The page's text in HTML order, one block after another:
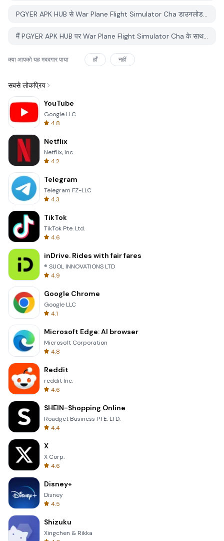
PGYER APK HUB से War Plane Flight Simulator Cha डाउनलोड करने के लिए मुझे एक खाता चाहिए?
मैं PGYER APK HUB पर War Plane Flight Simulator Cha के साथ समस्या कैसे रिपोर्ट कर सकता हूँ?
क्या आपको यह मददगार पाया हाँ नहीं
सबसे लोकप्रिय
YouTube
Google LLC
4.8
Netflix
Netflix, Inc.
4.2
Telegram
Telegram FZ-LLC
4.3
TikTok
TikTok Pte. Ltd.
4.6
inDrive. Rides with fair fares
® SUOL INNOVATIONS LTD
4.9
Google Chrome
Google LLC
4.1
Microsoft Edge: AI browser
Microsoft Corporation
4.8
Reddit
reddit Inc.
4.6
SHEIN-Shopping Online
Roadget Business PTE. LTD.
4.4
X
X Corp.
4.6
Disney+
Disney
4.5
Shizuku
Xingchen & Rikka